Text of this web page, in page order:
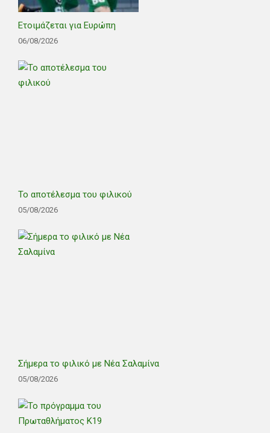
Ετοιμάζεται για Ευρώπη
06/08/2026
Το αποτέλεσμα του φιλικού
05/08/2026
Σήμερα το φιλικό με Νέα Σαλαμίνα
05/08/2026